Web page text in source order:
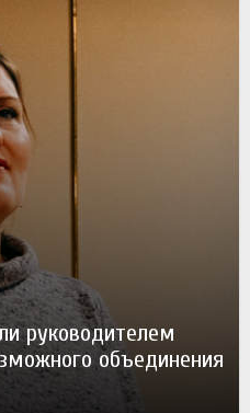
руководителем
объединения